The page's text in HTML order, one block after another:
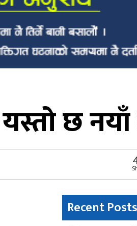
छ
Recent Posts